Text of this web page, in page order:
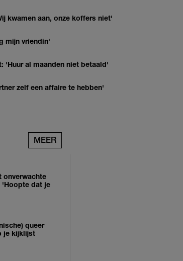
kwamen aan, onze koffers niet'
mijn vriendin'
'Huur al maanden niet betaald'
zelf een affaire te hebben'
MEER
onverwachte
'Hoopte dat je
queer
je kijklijst